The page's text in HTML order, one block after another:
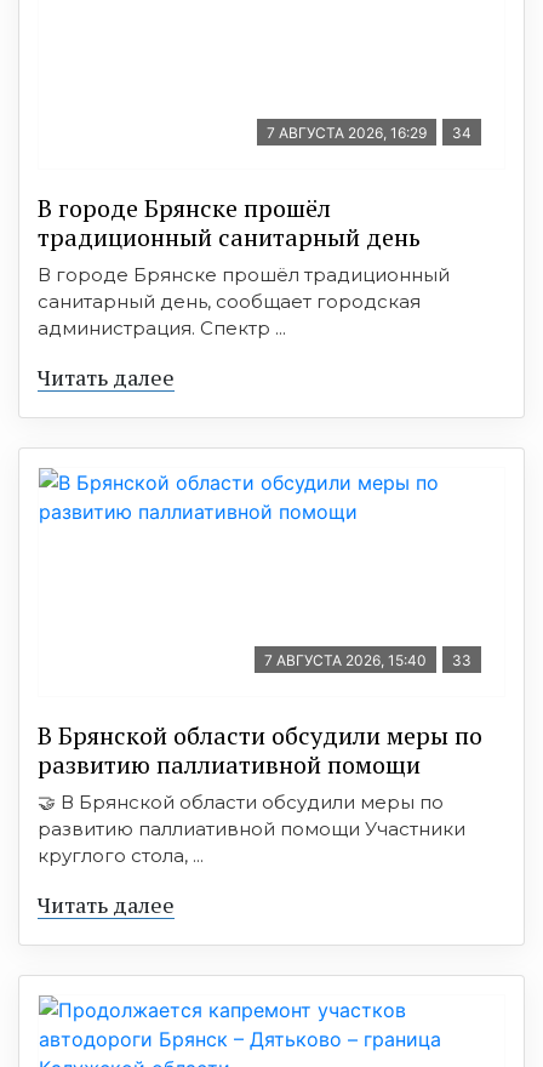
7 АВГУСТА 2026, 16:29 34
В городе Брянске прошёл
традиционный санитарный день
В городе Брянске прошёл традиционный
санитарный день, сообщает городская
администрация. Спектр ...
Читать далее
7 АВГУСТА 2026, 15:40 33
В Брянской области обсудили меры по
развитию паллиативной помощи
🤝 В Брянской области обсудили меры по
развитию паллиативной помощи Участники
круглого стола, ...
Читать далее